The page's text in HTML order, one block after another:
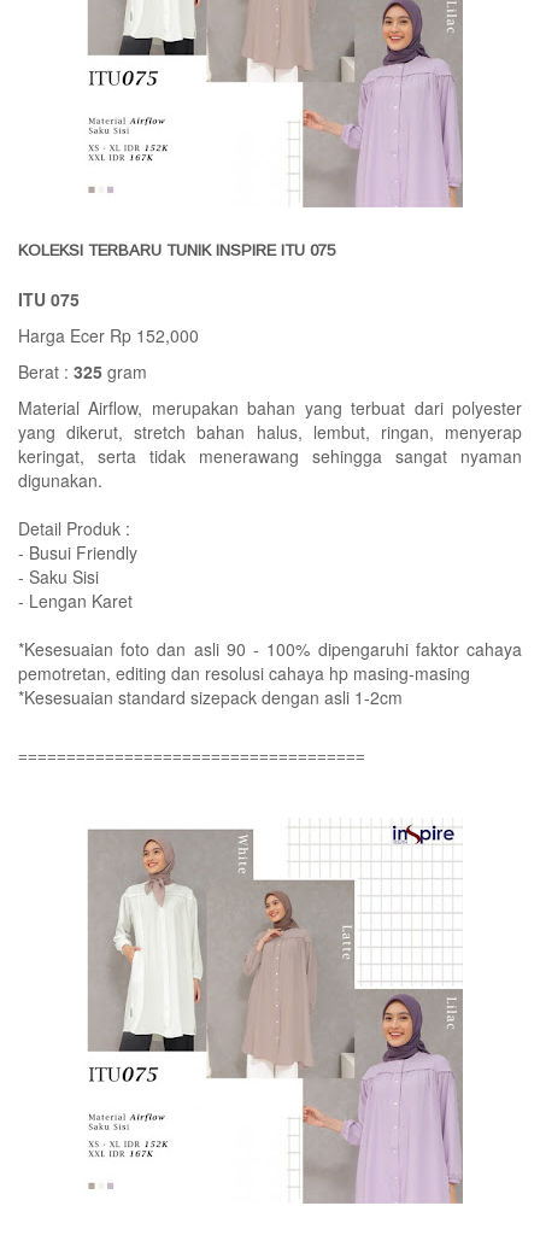
KOLEKSI TERBARU TUNIK INSPIRE ITU 075
ITU 075
Harga Ecer Rp 152,000
Berat : 325 gram
Material Airflow, merupakan bahan yang terbuat dari polyester
yang dikerut, stretch bahan halus, lembut, ringan, menyerap
keringat, serta tidak menerawang sehingga sangat nyaman
digunakan.
Detail Produk :
- Busui Friendly
- Saku Sisi
- Lengan Karet
*Kesesuaian foto dan asli 90 - 100% dipengaruhi faktor cahaya
pemotretan, editing dan resolusi cahaya hp masing-masing
*Kesesuaian standard sizepack dengan asli 1-2cm
====================================